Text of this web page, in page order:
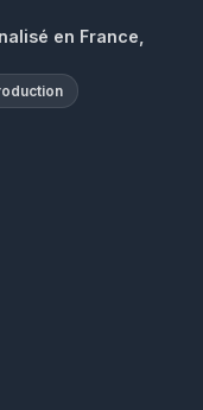
en France,